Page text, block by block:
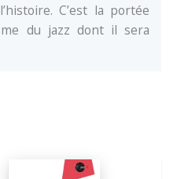
C’est la portée
du jazz dont il sera